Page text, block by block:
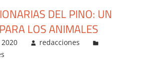
DEL PINO: UN
LOS ANIMALES
redacciones